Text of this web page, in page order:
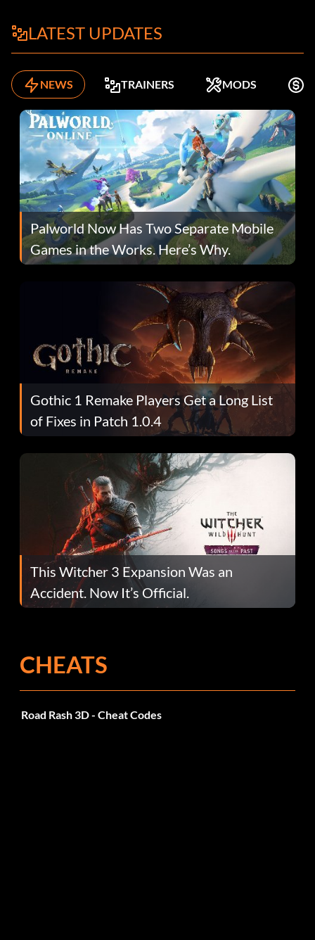
LATEST UPDATES
NEWS TRAINERS MODS
Palworld Now Has Two Separate Mobile
Games in the Works. Here’s Why.
Gothic 1 Remake Players Get a Long List
of Fixes in Patch 1.0.4
This Witcher 3 Expansion Was an
Accident. Now It’s Official.
CHEATS
Road Rash 3D - Cheat Codes